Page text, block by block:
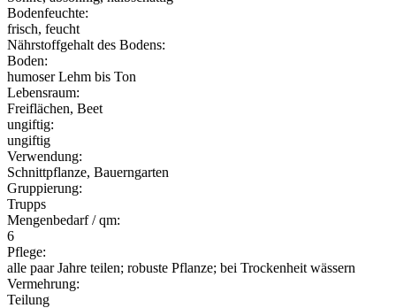
Bodenfeuchte:
frisch, feucht
Nährstoffgehalt des Bodens:
Boden:
humoser Lehm bis Ton
Lebensraum:
Freiflächen, Beet
ungiftig:
ungiftig
Verwendung:
Schnittpflanze, Bauerngarten
Gruppierung:
Trupps
Mengenbedarf / qm:
6
Pflege:
alle paar Jahre teilen; robuste Pflanze; bei Trockenheit wässern
Vermehrung:
Teilung